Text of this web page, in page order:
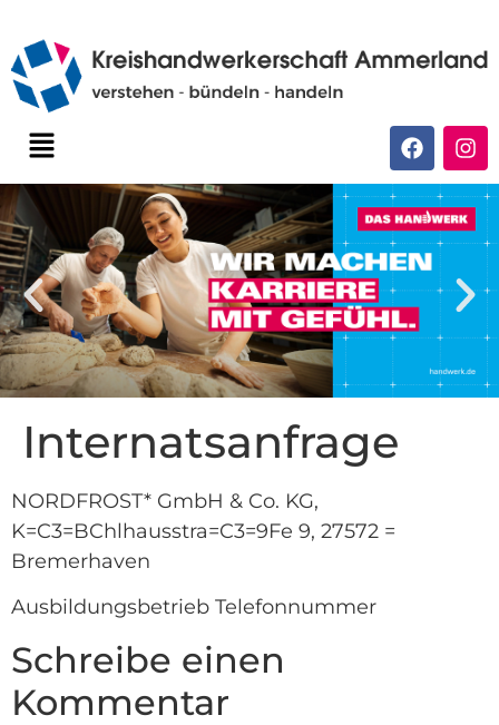
Internatsanfrage
NORDFROST* GmbH & Co. KG,
K=C3=BChlhausstra=C3=9Fe 9, 27572 =
Bremerhaven
Ausbildungsbetrieb Telefonnummer
Schreibe einen
Kommentar